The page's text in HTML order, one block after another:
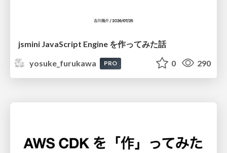
jsmini JavaScript Engine を作ってみた話
yosuke_furukawa
PRO 0 290